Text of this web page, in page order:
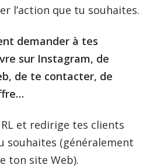
l’action que tu souhaites.
demander à tes
sur Instagram, de
de te contacter, de
et redirige tes clients
souhaites (généralement
ton site Web).